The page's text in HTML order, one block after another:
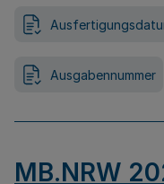
Ausgabennummer
MB.NRW